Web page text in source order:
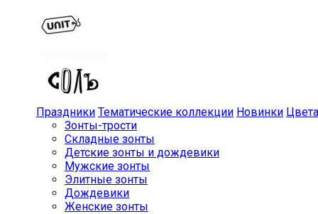
Праздники Тематические коллекции Новинки Цвета
Зонты-трости
Складные зонты
Детские зонты и дождевики
Мужские зонты
Элитные зонты
Дождевики
Женские зонты